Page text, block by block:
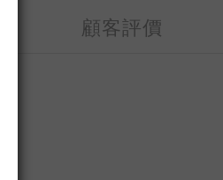
顧客評價